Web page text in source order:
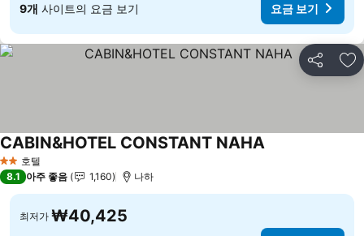
9개 사이트의 요금 보기 요금 보기
공유 즐
2 성급호텔
CABIN&HOTEL CONSTANT NAHA
8.1 아주 좋음 1,160 나하
최저가 ₩40,425